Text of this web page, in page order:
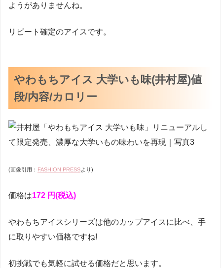
ようがありませんね。
リピート確定のアイスです。
やわもちアイス 大学いも味(井村屋)値
段/内容/カロリー
(画像引用： FASHION PRESSより)
価格は172 円(税込)
やわもちアイスシリーズは他のカップアイスに比べ、手
に取りやすい価格ですね!
初挑戦でも気軽に試せる価格だと思います。